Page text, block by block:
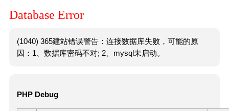
Database Error
(1040) 365建站错误警告：连接数据库失败，可能的原
因：1、数据库密码不对; 2、mysql未启动。
PHP Debug